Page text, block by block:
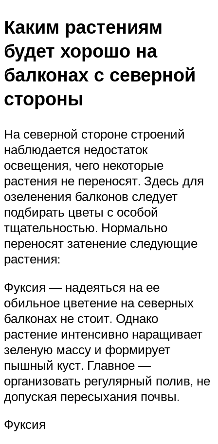
Каким растениям
будет хорошо на
балконах с северной
стороны
На северной стороне строений
наблюдается недостаток
освещения, чего некоторые
растения не переносят. Здесь для
озеленения балконов следует
подбирать цветы с особой
тщательностью. Нормально
переносят затенение следующие
растения:
Фуксия — надеяться на ее
обильное цветение на северных
балконах не стоит. Однако
растение интенсивно наращивает
зеленую массу и формирует
пышный куст. Главное —
организовать регулярный полив, не
допуская пересыхания почвы.
Фуксия